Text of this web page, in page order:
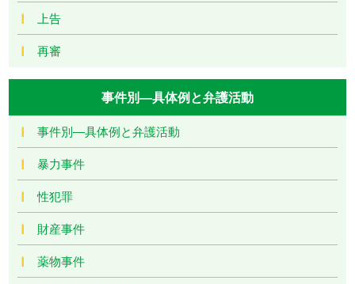
上告
再審
事件別―具体例と弁護活動
事件別―具体例と弁護活動
暴力事件
性犯罪
財産事件
薬物事件